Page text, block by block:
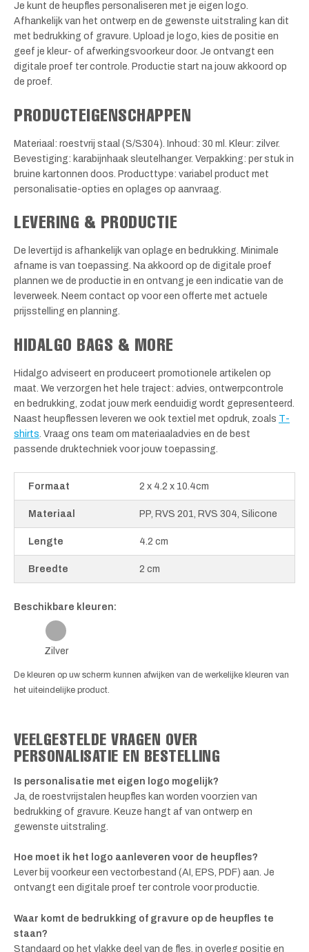
Je kunt de heupfles personaliseren met je eigen logo.
Afhankelijk van het ontwerp en de gewenste uitstraling kan dit
met bedrukking of gravure. Upload je logo, kies de positie en
geef je kleur- of afwerkingsvoorkeur door. Je ontvangt een
digitale proef ter controle. Productie start na jouw akkoord op
de proef.
PRODUCTEIGENSCHAPPEN
Materiaal: roestvrij staal (S/S304). Inhoud: 30 ml. Kleur: zilver.
Bevestiging: karabijnhaak sleutelhanger. Verpakking: per stuk in
bruine kartonnen doos. Producttype: variabel product met
personalisatie-opties en oplages op aanvraag.
LEVERING & PRODUCTIE
De levertijd is afhankelijk van oplage en bedrukking. Minimale
afname is van toepassing. Na akkoord op de digitale proef
plannen we de productie in en ontvang je een indicatie van de
leverweek. Neem contact op voor een offerte met actuele
prijsstelling en planning.
HIDALGO BAGS & MORE
Hidalgo adviseert en produceert promotionele artikelen op
maat. We verzorgen het hele traject: advies, ontwerpcontrole
en bedrukking, zodat jouw merk eenduidig wordt gepresenteerd.
Naast heupflessen leveren we ook textiel met opdruk, zoals T-
shirts . Vraag ons team om materiaaladvies en de best
passende druktechniek voor jouw toepassing.
Formaat 2 x 4.2 x 10.4cm
Materiaal PP, RVS 201, RVS 304, Silicone
Lengte 4.2 cm
Breedte 2 cm
Beschikbare kleuren:
Zilver
De kleuren op uw scherm kunnen afwijken van de werkelijke kleuren van
het uiteindelijke product.
VEELGESTELDE VRAGEN OVER
PERSONALISATIE EN BESTELLING
Is personalisatie met eigen logo mogelijk?
Ja, de roestvrijstalen heupfles kan worden voorzien van
bedrukking of gravure. Keuze hangt af van ontwerp en
gewenste uitstraling.
Hoe moet ik het logo aanleveren voor de heupfles?
Lever bij voorkeur een vectorbestand (AI, EPS, PDF) aan. Je
ontvangt een digitale proef ter controle voor productie.
Waar komt de bedrukking of gravure op de heupfles te
staan?
Standaard op het vlakke deel van de fles, in overleg positie en